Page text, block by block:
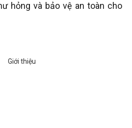
hỏng và bảo vệ an toàn cho